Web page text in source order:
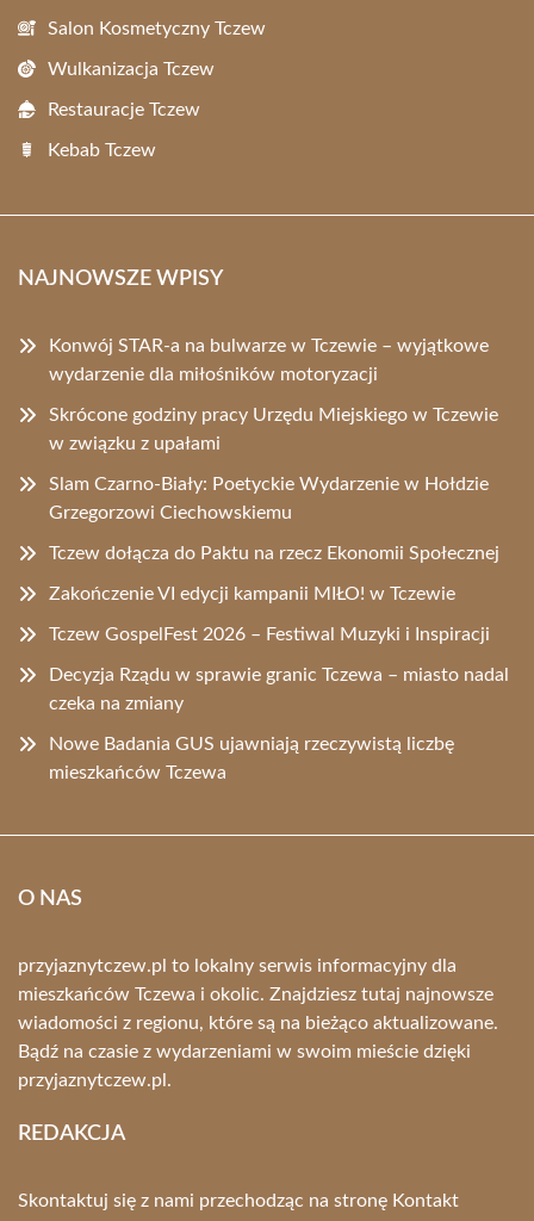
Salon Kosmetyczny Tczew
Wulkanizacja Tczew
Restauracje Tczew
Kebab Tczew
NAJNOWSZE WPISY
Konwój STAR-a na bulwarze w Tczewie – wyjątkowe
wydarzenie dla miłośników motoryzacji
Skrócone godziny pracy Urzędu Miejskiego w Tczewie
w związku z upałami
Slam Czarno-Biały: Poetyckie Wydarzenie w Hołdzie
Grzegorzowi Ciechowskiemu
Tczew dołącza do Paktu na rzecz Ekonomii Społecznej
Zakończenie VI edycji kampanii MIŁO! w Tczewie
Tczew GospelFest 2026 – Festiwal Muzyki i Inspiracji
Decyzja Rządu w sprawie granic Tczewa – miasto nadal
czeka na zmiany
Nowe Badania GUS ujawniają rzeczywistą liczbę
mieszkańców Tczewa
O NAS
przyjaznytczew.pl to lokalny serwis informacyjny dla
mieszkańców Tczewa i okolic. Znajdziesz tutaj najnowsze
wiadomości z regionu, które są na bieżąco aktualizowane.
Bądź na czasie z wydarzeniami w swoim mieście dzięki
przyjaznytczew.pl.
REDAKCJA
Skontaktuj się z nami przechodząc na stronę Kontakt